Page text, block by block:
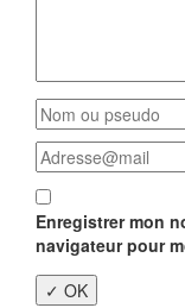
Enregistrer mon
navigateur pour